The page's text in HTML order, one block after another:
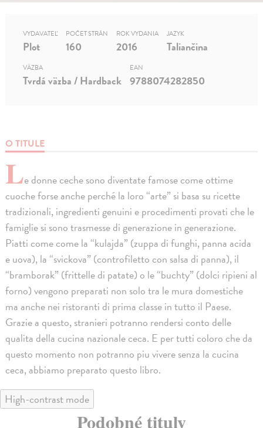
O TITULE
Le donne ceche sono diventate famose come ottime
cuoche forse anche perché la loro “arte” si basa su ricette
tradizionali, ingredienti genuini e procedimenti provati che le
famiglie si sono trasmesse di generazione in generazione.
Piatti come come la “kulajda” (zuppa di funghi, panna acida
e uova), la “svickova” (controfiletto con salsa di panna), il
“bramborak” (frittelle di patate) o le “buchty” (dolci ripieni al
forno) vengono preparati non solo tra le mura domestiche
ma anche nei ristoranti di prima classe in tutto il Paese.
Grazie a questo, stranieri potranno rendersi conto delle
qualita della cucina nazionale ceca. E per tutti coloro che da
questo momento non potranno piu vivere senza la cucina
ceca, abbiamo preparato questo libro.
VYDAVATEĽ
Plot
POČET STRÁN
160
ROK VYDANIA
2016
JAZYK
Taliančina
VÄZBA
Tvrdá väzba / Hardback
EAN
9788074282850
High-contrast mode
Podobné tituly